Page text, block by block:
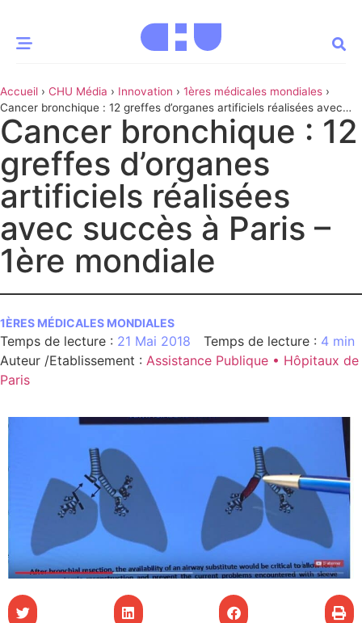
MOMENT
Innovation
& patrimoine Patient
nous
ce qu’un CHU ?
des CHU
CHU
Accueil › CHU Média › Innovation › 1ères médicales mondiales ›
Cancer bronchique : 12 greffes d’organes artificiels réalisées avec
succès à Paris – 1ère mondiale
Cancer bronchique : 12
greffes d’organes
artificiels réalisées
avec succès à Paris –
1ère mondiale
1ÈRES MÉDICALES MONDIALES
21 Mai 2018
4 min
Auteur /Etablissement : Assistance Publique • Hôpitaux de
Paris